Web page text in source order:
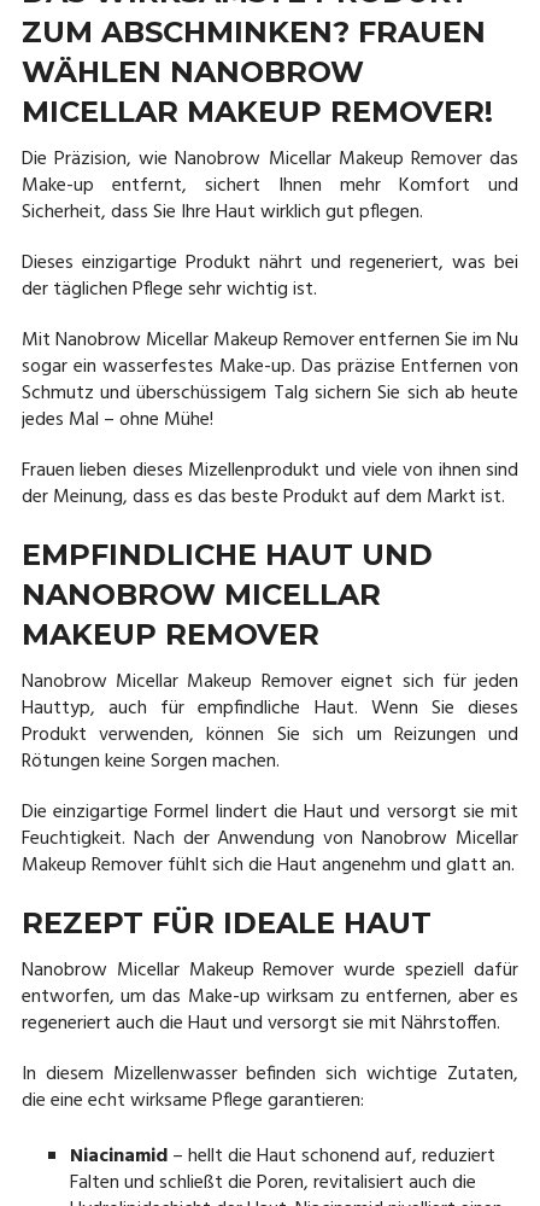
ZUM ABSCHMINKEN? FRAUEN
WÄHLEN NANOBROW
MICELLAR MAKEUP REMOVER!
Die Präzision, wie Nanobrow Micellar Makeup Remover das
Make-up entfernt, sichert Ihnen mehr Komfort und
Sicherheit, dass Sie Ihre Haut wirklich gut pflegen.
Dieses einzigartige Produkt nährt und regeneriert, was bei
der täglichen Pflege sehr wichtig ist.
Mit Nanobrow Micellar Makeup Remover entfernen Sie im Nu
sogar ein wasserfestes Make-up. Das präzise Entfernen von
Schmutz und überschüssigem Talg sichern Sie sich ab heute
jedes Mal – ohne Mühe!
Frauen lieben dieses Mizellenprodukt und viele von ihnen sind
der Meinung, dass es das beste Produkt auf dem Markt ist.
EMPFINDLICHE HAUT UND
NANOBROW MICELLAR
MAKEUP REMOVER
Nanobrow Micellar Makeup Remover eignet sich für jeden
Hauttyp, auch für empfindliche Haut. Wenn Sie dieses
Produkt verwenden, können Sie sich um Reizungen und
Rötungen keine Sorgen machen.
Die einzigartige Formel lindert die Haut und versorgt sie mit
Feuchtigkeit. Nach der Anwendung von Nanobrow Micellar
Makeup Remover fühlt sich die Haut angenehm und glatt an.
REZEPT FÜR IDEALE HAUT
Nanobrow Micellar Makeup Remover wurde speziell dafür
entworfen, um das Make-up wirksam zu entfernen, aber es
regeneriert auch die Haut und versorgt sie mit Nährstoffen.
In diesem Mizellenwasser befinden sich wichtige Zutaten,
die eine echt wirksame Pflege garantieren:
Niacinamid– hellt die Haut schonend auf, reduziert
Falten und schließt die Poren, revitalisiert auch die